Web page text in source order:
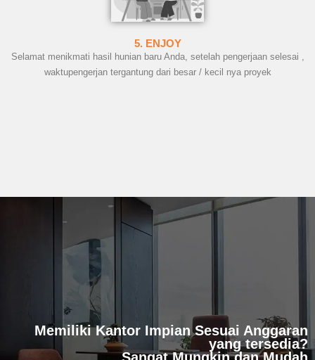
5. ENJOY
Selamat menikmati hasil hunian baru Anda, setelah pengerjaan selesai ,
waktupengerjan tergantung dari besar / kecil nya proyek
Memiliki Kantor Impian Sesuai Anggaran
yang tersedia?
Sangat Mungkin dan Mudah